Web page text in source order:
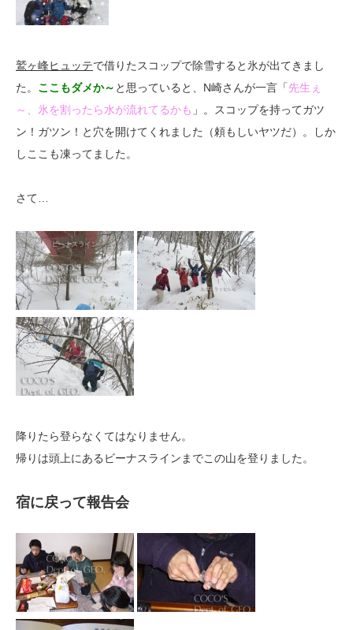
鷲ヶ峰ヒュッテで借りたスコップで除雪すると氷が出てきまし
た。 ここもダメか～ と思っていると、N崎さんが一言「先生ぇ
～、氷を割ったら水が流れてるかも 」。スコップを持ってガツ
ン！ガツン！と穴を開けてくれました（頼もしいヤツだ）。しか
しここも凍ってました。
さて…
降りたら登らなくてはなりません。
帰りは頭上にあるビーナスラインまでこの山を登りました。
宿に戻って報告会